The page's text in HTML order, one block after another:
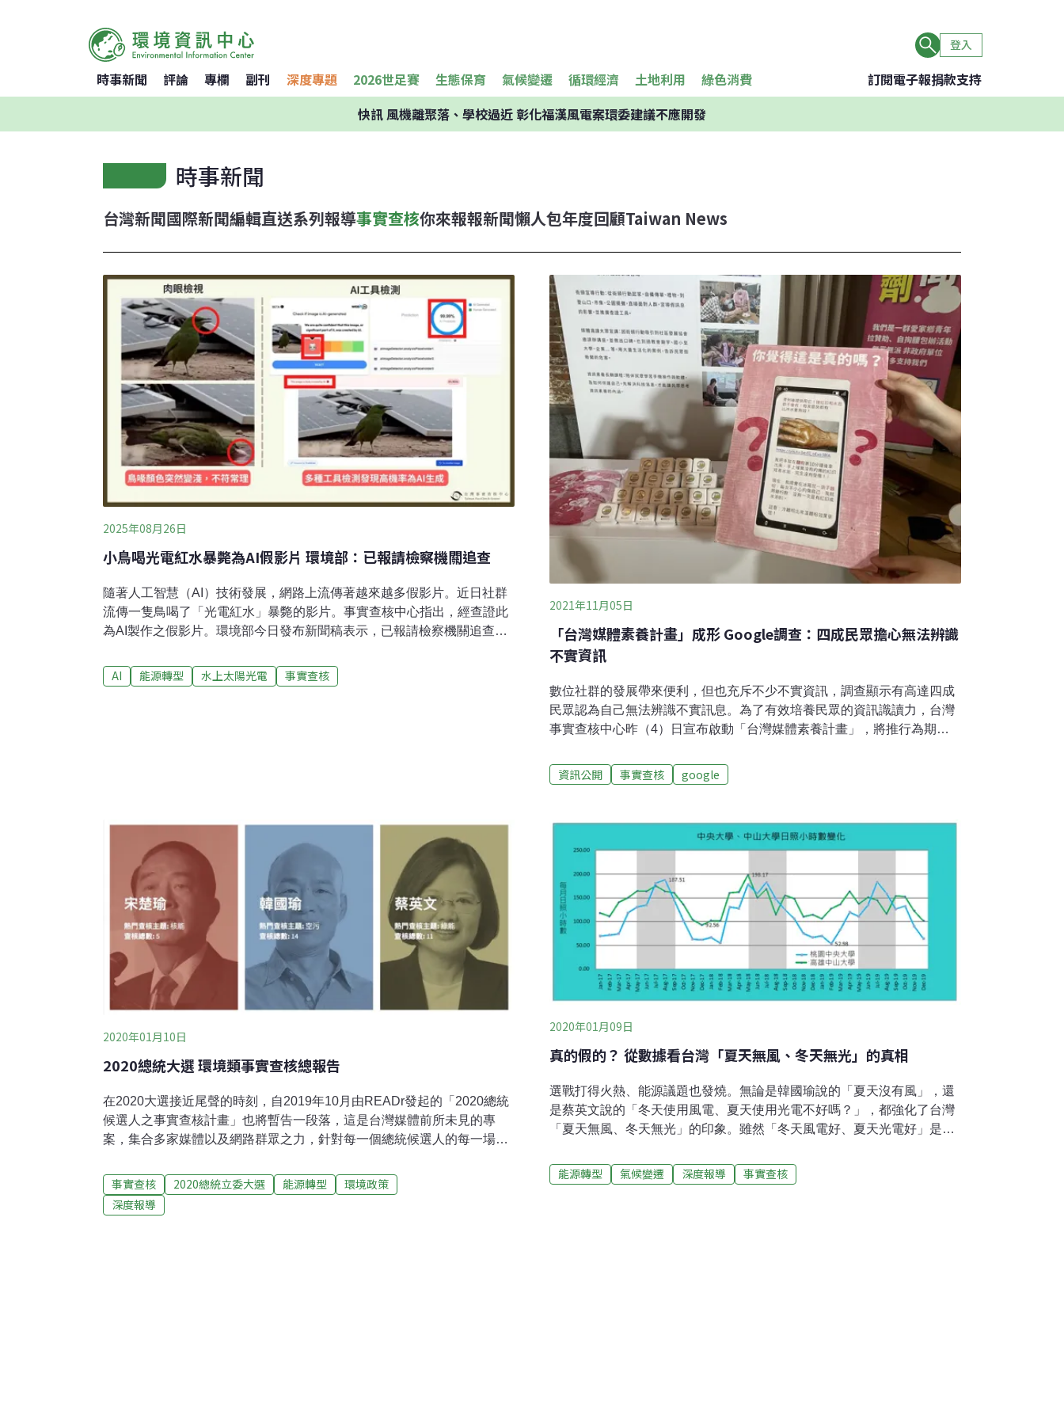
登入
時事新聞 評論 專欄 副刊 深度專題 2026世足賽 生態保育 氣候變遷 循環經濟 土地利用 綠色消費 訂閱電子報捐款支持
快訊風機離聚落、學校過近 彰化福漢風電案環委建議不應開發
時事新聞
台灣新聞國際新聞編輯直送系列報導事實查核你來報報新聞懶人包年度回顧Taiwan News
2025年08月26日
小鳥喝光電紅水暴斃為AI假影片 環境部：已報請檢察機關追查
隨著人工智慧（AI）技術發展，網路上流傳著越來越多假影片。近日社群
流傳一隻鳥喝了「光電紅水」暴斃的影片。事實查核中心指出，經查證此
為AI製作之假影片。環境部今日發布新聞稿表示，已報請檢察機關追查來
近日一則「小鳥喝光電板紅水後秒暴斃」影片，搭配「居然這麼毒！太陽
能板漏出內部紅水」、「小鳥喝了兩口被太陽能板污染的水，立刻暴斃」
AI 能源轉型 水上太陽光電 事實查核
2021年11月05日
「台灣媒體素養計畫」成形 Google調查：四成民眾擔心無法辨識
不實資訊
數位社群的發展帶來便利，但也充斥不少不實資訊，調查顯示有高達四成
民眾認為自己無法辨識不實訊息。為了有效培養民眾的資訊識讀力，台灣
事實查核中心昨（4）日宣布啟動「台灣媒體素養計畫」，將推行為期三
正邁入高齡化社會，但相較年輕族群，熟齡族群更需要提升對不實資訊的
敏感度與事實查核能力。因此計畫特別針對60歲以上熟齡民眾、偏鄉居
事實查核中心 啟動三年媒體識讀專案「台灣媒體素養計畫」由Google旗下
的Google.org贊助發起，串連假新聞清潔劑、台灣媒體觀察教育基金會、
訓練媒體素養培訓人員。Goolge台灣政府事務及公共政策資深協理陳幼臻
指出，身為數位平台必須儘量把最高品質、最好的資訊呈現給使
資訊公開 事實查核 google
2020年01月10日
2020總統大選 環境類事實查核總報告
在2020大選接近尾聲的時刻，自2019年10月由READr發起的「2020總統
候選人之事實查核計畫」也將暫告一段落，這是台灣媒體前所未見的專
案，集合多家媒體以及網路群眾之力，針對每一個總統候選人的每一場公
否與事實相符。查核概況：至2020年1月9日，共有11個媒體完成230則查
核。《環境資訊中心》也參與其中，針對環境面向的發言內容，總共完成
47則查核。查核場次除候選人的公開發言畫面，還包含分別在12/18、
事實查核 2020總統立委大選 能源轉型
環境政策
深度報導
2020年01月09日
真的假的？ 從數據看台灣「夏天無風、冬天無光」的真相
選戰打得火熱、能源議題也發燒。無論是韓國瑜說的「夏天沒有風」，還
是蔡英文說的「冬天使用風電、夏天使用光電不好嗎？」，都強化了台灣
「夏天無風、冬天無光」的印象。雖然「冬天風電好、夏天光電好」是事
多遠？還是要看數據說話。夏天的「風」，約是冬天的四至五成在離岸風
電部分，根據風力發電單一服務窗口網站外傘頂離岸風速塔資料顯示，夏
能源轉型 氣候變遷 深度報導 事實查核